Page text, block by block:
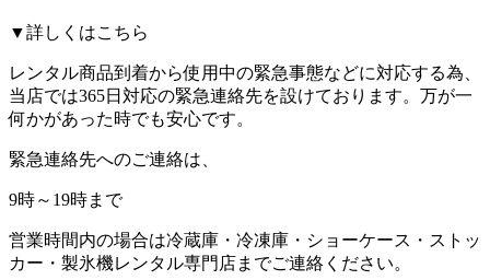
▼詳しくはこちら
レンタル商品到着から使用中の緊急事態などに対応する為、
当店では365日対応の緊急連絡先を設けております。 万が一
何かがあった時でも安心です。
緊急連絡先へのご連絡は、
9時～19時まで
営業時間内の場合は冷蔵庫・冷凍庫・ショーケース・ストッ
カー・製氷機レンタル専門店までご連絡ください。